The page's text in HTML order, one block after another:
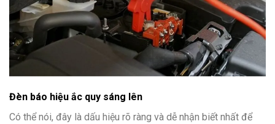
Đèn báo hiệu ắc quy sáng lên
Có thể nói, đây là dấu hiệu rõ ràng và dễ nhận biết nhất để